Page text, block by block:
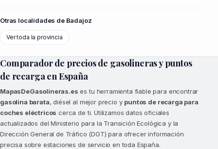
Otras localidades de Badajoz
Ver toda la provincia
Comparador de precios de gasolineras y puntos
de recarga en España
MapasDeGasolineras.es es tu herramienta fiable para encontrar
gasolina barata, diésel al mejor precio y puntos de recarga para
coches eléctricos cerca de ti. Utilizamos datos oficiales
actualizados del Ministerio para la Transición Ecológica y la
Dirección General de Tráfico (DGT) para ofrecer información
precisa sobre estaciones de servicio en toda España.